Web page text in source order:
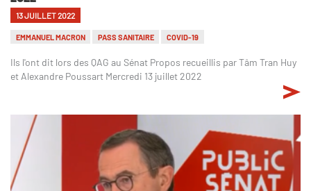
13 JUILLET 2022
EMMANUEL MACRON PASS SANITAIRE COVID-19
Ils l'ont dit lors des QAG au Sénat Propos recueillis par Tâm Tran Huy
et Alexandre Poussart Mercredi 13 juillet 2022